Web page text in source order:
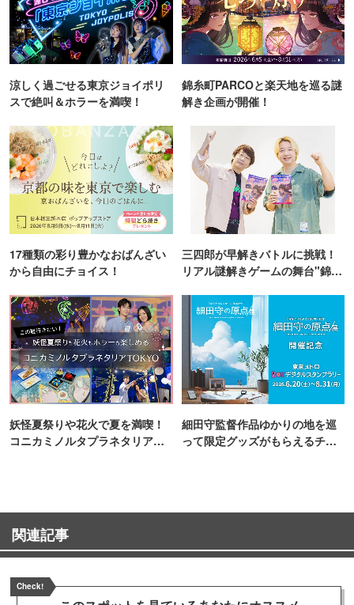
涼しく過ごせる東京ジョイポリ
スで絶叫＆ホラーを満喫！
錦糸町PARCOと楽天地を巡る謎
解き企画が開催！
17種類の彩り豊かなおばんざい
から自由にチョイス！
三四郎が早解きバトルに挑戦！
リアル謎解きゲームの舞台"錦糸
妖怪夏祭りや花火で夏を満喫！
コニカミノルタプラネタリア
細田守監督作品ゆかりの地を巡
って限定グッズがもらえるチャ
関連記事
Check!